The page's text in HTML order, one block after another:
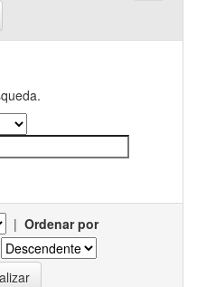
| Ordenar por